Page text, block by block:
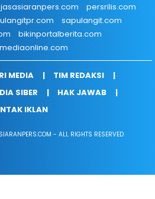
jasasiaranpers.com
persrilis.com
sapulangit.com
bikinportalberita.com
MEDIA
TIM REDAKSI
SIBER
HAK JAWAB
IKLAN
- ALL RIGHTS RESERVED